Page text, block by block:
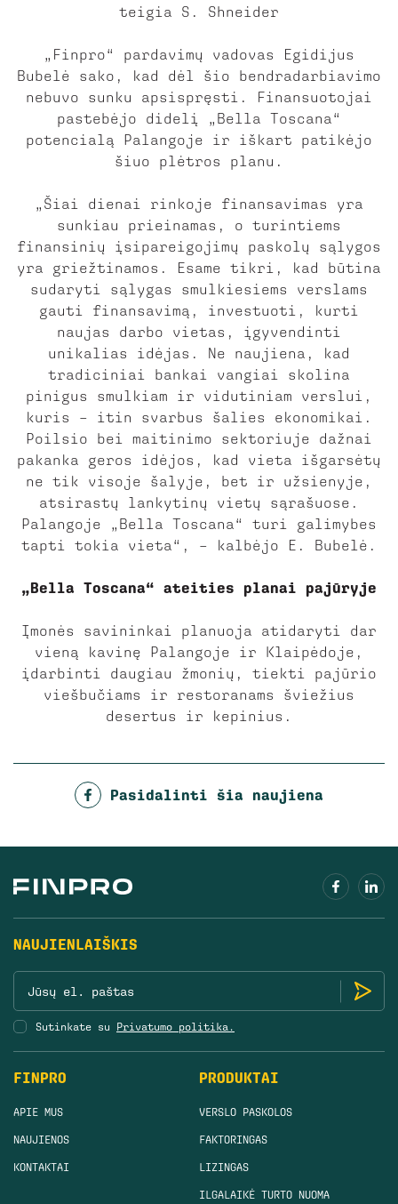
teigia S. Shneider
„Finpro“ pardavimų vadovas Egidijus
Bubelė sako, kad dėl šio bendradarbiavimo
nebuvo sunku apsispręsti. Finansuotojai
pastebėjo didelį „Bella Toscana“
potencialą Palangoje ir iškart patikėjo
šiuo plėtros planu.
„Šiai dienai rinkoje finansavimas yra
sunkiau prieinamas, o turintiems
finansinių įsipareigojimų paskolų sąlygos
yra griežtinamos. Esame tikri, kad būtina
sudaryti sąlygas smulkiesiems verslams
gauti finansavimą, investuoti, kurti
naujas darbo vietas, įgyvendinti
unikalias idėjas. Ne naujiena, kad
tradiciniai bankai vangiai skolina
pinigus smulkiam ir vidutiniam verslui,
kuris – itin svarbus šalies ekonomikai.
Poilsio bei maitinimo sektoriuje dažnai
pakanka geros idėjos, kad vieta išgarsėtų
ne tik visoje šalyje, bet ir užsienyje,
atsirastų lankytinų vietų sąrašuose.
Palangoje „Bella Toscana“ turi galimybes
tapti tokia vieta“, – kalbėjo E. Bubelė.
„Bella Toscana“ ateities planai pajūryje
Įmonės savininkai planuoja atidaryti dar
vieną kavinę Palangoje ir Klaipėdoje,
įdarbinti daugiau žmonių, tiekti pajūrio
viešbučiams ir restoranams šviežius
desertus ir kepinius.
Pasidalinti šia naujiena
FINPRO
APIE MUS
NAUJIENOS
KONTAKTAI
PRODUKTAI
VERSLO PASKOLOS
FAKTORINGAS
LIZINGAS
ILGALAIKĖ TURTO NUOMA
NAUJIENLAIŠKIS
Sutinkate su Privatumo politika.